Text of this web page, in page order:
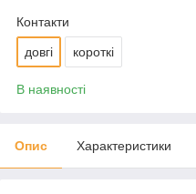
Контакти
довгі короткі
В наявності
Опис Характеристики